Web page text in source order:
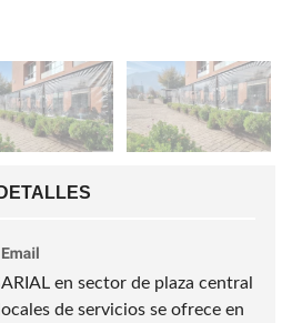
DETALLES
en sector de plaza central
de servicios se ofrece en